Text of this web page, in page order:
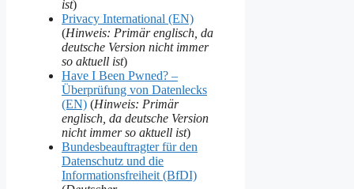
ist)
Privacy International (EN)
(Hinweis: Primär englisch, da
deutsche Version nicht immer
so aktuell ist)
Have I Been Pwned? –
Überprüfung von Datenlecks
(EN) (Hinweis: Primär
englisch, da deutsche Version
nicht immer so aktuell ist)
Bundesbeauftragter für den
Datenschutz und die
Informationsfreiheit (BfDI)